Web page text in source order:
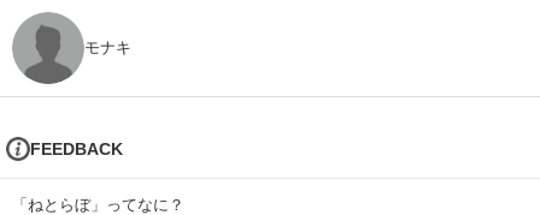
モナキ
FEEDBACK
「ねとらぼ」ってなに？